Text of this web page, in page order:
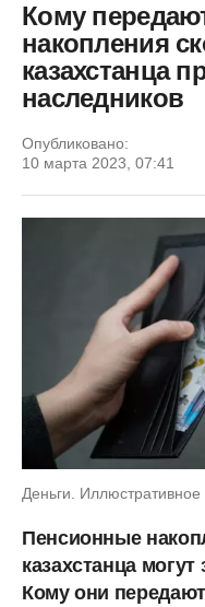
Кому
накопления
казахстанца
наследников
Опубликовано:
10 марта 2023, 07:41
Деньги.
Пенсионные
казахстанца
Кому они